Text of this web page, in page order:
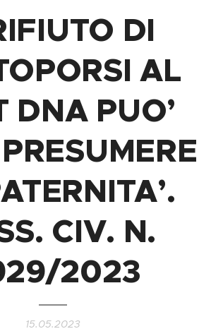
DI
AL
DNA PUO’
CIV. N.
2023
15.05.2023